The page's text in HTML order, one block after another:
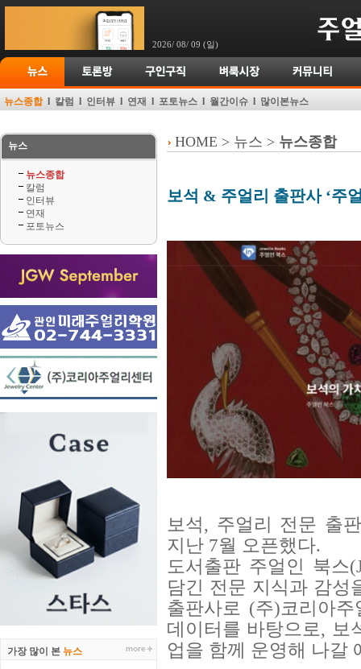
2026/ 08/ 09 (일)
뉴스종합l 칼럼 l 인터뷰 l 연재 l 포토뉴스 l 월간이슈 l 많이본뉴스
뉴스
뉴스종합
칼럼
인터뷰
연재
포토뉴스
가장 많이 본 뉴스
HOME > 뉴스 > 뉴스종합
보석 & 주얼리 출판사 ‘주
보석, 주얼리 전문 출
지난 7월 오픈했다.
도서출판 주얼인 북스
담긴 전문 지식과 감성
출판사로 (주)코리아
데이터를 바탕으로, 보
업을 함께 운영해 나갈